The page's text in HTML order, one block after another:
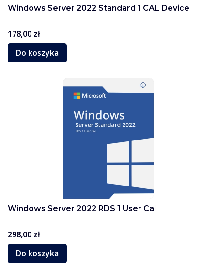
Windows Server 2022 Standard 1 CAL Device
Cena
178,00 zł
Do koszyka
Windows Server 2022 RDS 1 User Cal
Cena
298,00 zł
Do koszyka